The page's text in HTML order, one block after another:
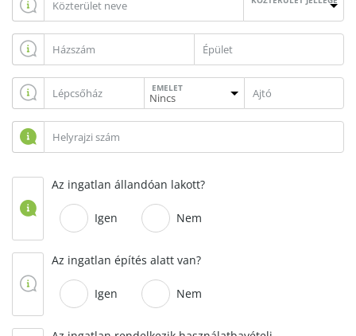
EMELET
Az ingatlan állandóan lakott?
Igen Nem
Az ingatlan építés alatt van?
Igen Nem